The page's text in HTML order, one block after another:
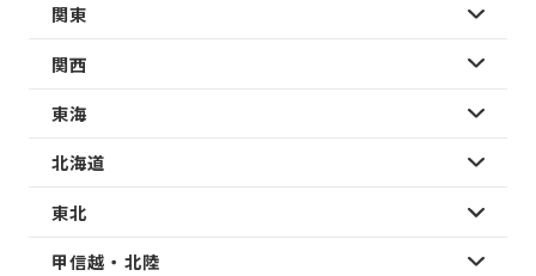
関東
関西
東海
北海道
東北
甲信越・北陸